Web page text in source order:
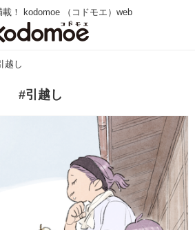
！ kodomoe （コドモエ）web
越し
#引越し